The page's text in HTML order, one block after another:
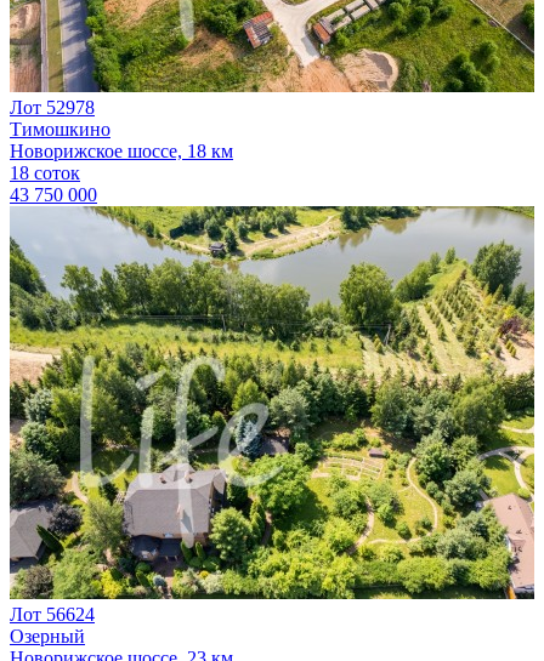
Лот 52978
Тимошкино
Новорижское шоссе, 18 км
18 соток
43 750 000
Лот 56624
Озерный